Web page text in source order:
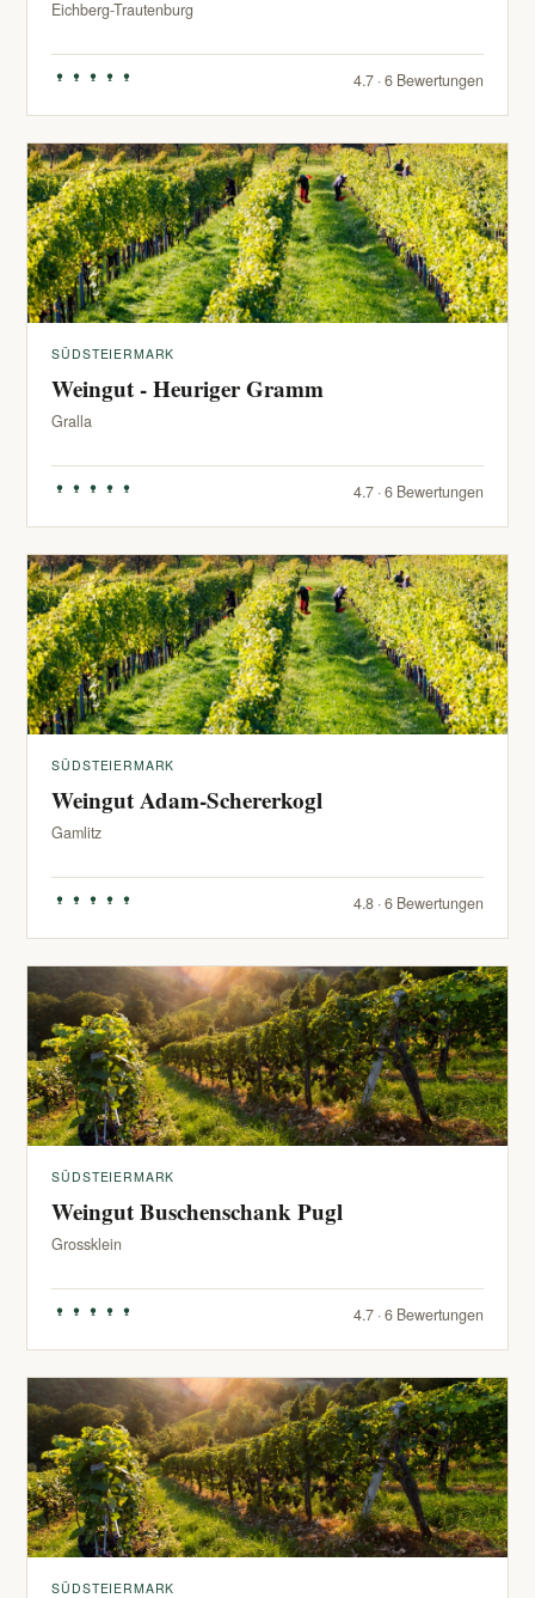
Eichberg-Trautenburg
4.7 · 6 Bewertungen
SÜDSTEIERMARK
Weingut - Heuriger Gramm
Gralla
4.7 · 6 Bewertungen
SÜDSTEIERMARK
Weingut Adam-Schererkogl
Gamlitz
4.8 · 6 Bewertungen
SÜDSTEIERMARK
Weingut Buschenschank Pugl
Grossklein
4.7 · 6 Bewertungen
SÜDSTEIERMARK